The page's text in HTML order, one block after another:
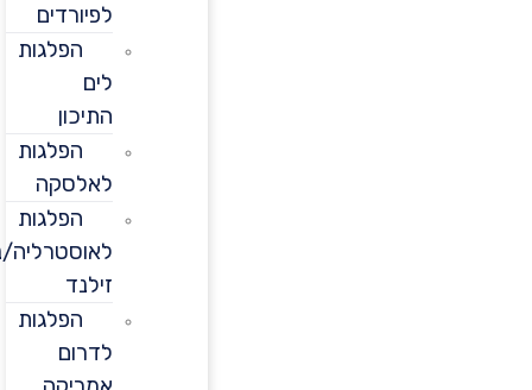
לפיורדים
הפלגות
התיכון
הפלגות
לאלסקה
הפלגות
לאוסטרליה/ניו
הפלגות
לדרום